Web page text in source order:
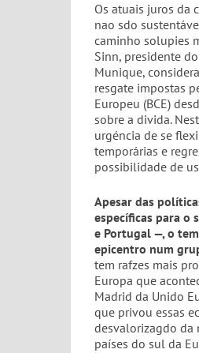
Os atuais juros da
nao sdo
caminho solupies
Sinn, presidente
Munique,
resgate impostas
Europeu (BCE)
sobre a divida.
urgéncia de se
temporárias e
possibilidade de
Apesar das
específicas para o
e Portugal —, o
epicentro num
tem rafzes mais
Europa que
Madrid da Unido
que privou essas
desvalorizagdo da
países do sul da